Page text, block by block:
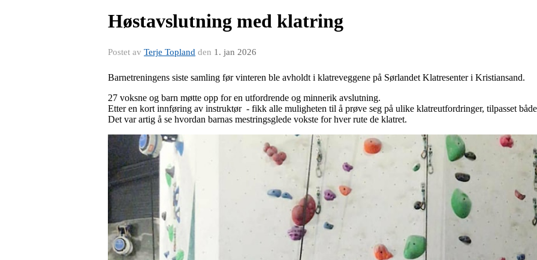
Høstavslutning med klatring
Postet av Terje Topland den 1. jan 2026
Barnetreningens siste samling før vinteren ble avholdt i klatreveggene på Sørlandet Klatresenter i Kristiansand.
27 voksne og barn møtte opp for en utfordrende og minnerik avslutning.
Etter en kort innføring av instruktør - fikk alle muligheten til å prøve seg på ulike klatreutfordringer, tilpasset
Det var artig å se hvordan barnas mestringsglede vokste for hver rute de klatret.